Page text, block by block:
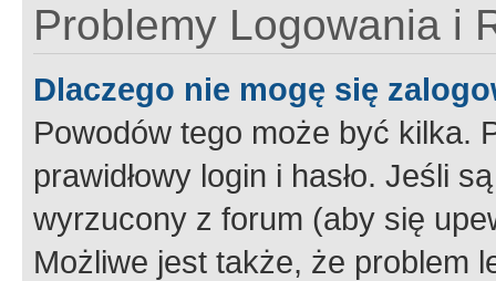
Problemy Logowania i
Dlaczego nie mogę się
Powodów tego może być kilka.
prawidłowy login i hasło. Jeśli
wyrzucony z forum (aby się
Możliwe jest także, że problem